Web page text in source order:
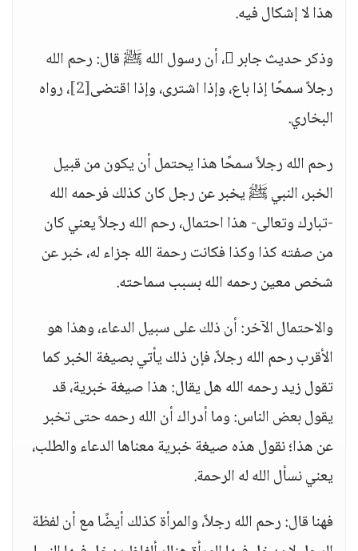
هذا لا إشكال فيه.
وذكر حديث جابر ، أن رسول الله ﷺ قال: رحم الله
رجلاً سمحًا إذا باع، وإذا اشترى، وإذا اقتضى[2] ، رواه
البخاري.
رحم الله رجلاً سمحًا هذا يحتمل أن يكون من قبيل
الخبر، النبي ﷺ يخبر عن رجل كان كذلك فرحمه الله
-تبارك وتعالى- هذا احتمال، رحم الله رجلاً يعني كان
من صفته كذا وكذا فكانت رحمة الله جزاء له، خبر عن
شخص معين رحمه الله بسبب سماحته.
والاحتمال الآخر: أن ذلك على سبيل الدعاء، وهذا هو
الأقرب رحم الله رجلاً، فإن ذلك يأتي بصيغة الخبر كما
تقول زيد رحمه الله هل يقال: هذا صيغة خبرية، قد
يقول بعض الناس: وما أدراك أن الله رحمه حتى تخبر
عن هذا؛ نقول هذه صيغة خبرية معناها الدعاء والطلب،
يعني نسأل الله له الرحمة.
فهنا قال: رحم الله رجلاً، والمرأة كذلك أيضًا مع أن لفظة